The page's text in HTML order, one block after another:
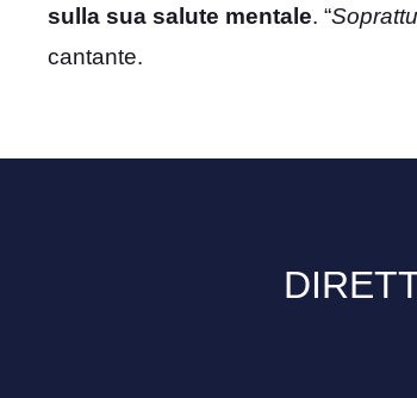
sulla sua salute mentale. “
cantante.